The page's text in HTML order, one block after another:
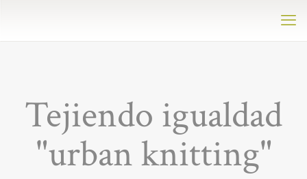
Tejiendo igualdad
"urban knitting"